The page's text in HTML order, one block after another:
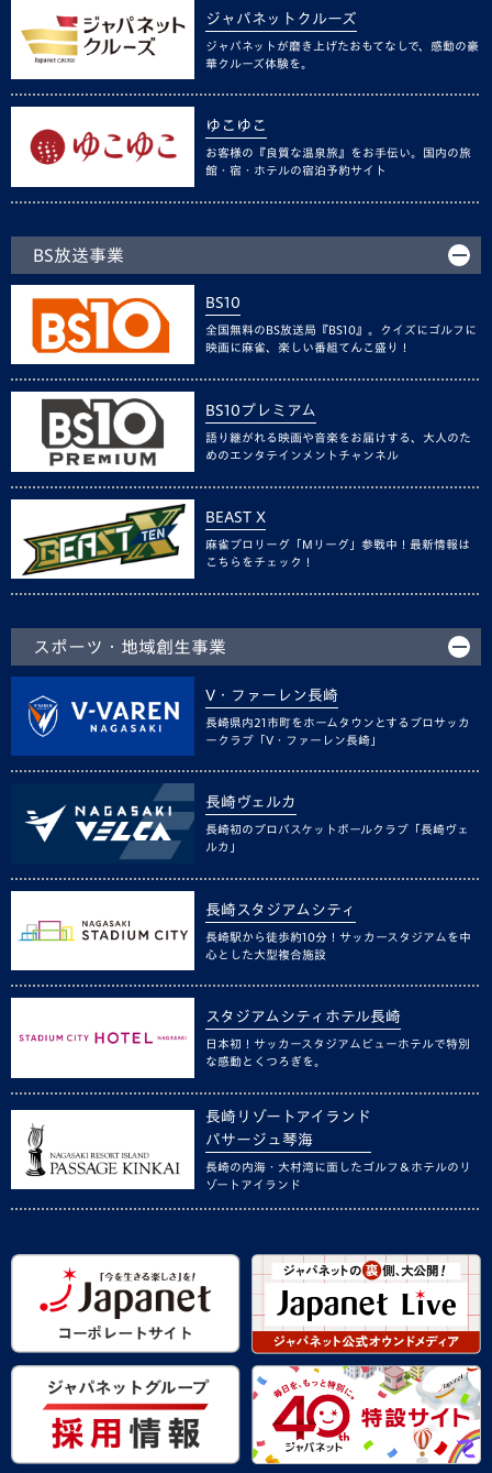
ジャパネットクルーズ
ジャパネットが磨き上げたおもてなしで、感動の豪
華クルーズ体験を。
ゆこゆこ
お客様の『良質な温泉旅』をお手伝い。国内の旅
館・宿・ホテルの宿泊予約サイト
BS放送事業
BS10
全国無料のBS放送局『BS10』。クイズにゴルフに
映画に麻雀、楽しい番組てんこ盛り！
BS10プレミアム
語り継がれる映画や音楽をお届けする、大人のた
めのエンタテインメントチャンネル
BEAST X
麻雀プロリーグ「Mリーグ」参戦中！最新情報は
こちらをチェック！
スポーツ・地域創生事業
V・ファーレン長崎
長崎県内21市町をホームタウンとするプロサッカ
ークラブ「V・ファーレン長崎」
長崎ヴェルカ
長崎初のプロバスケットボールクラブ「長崎ヴェ
ルカ」
長崎スタジアムシティ
長崎駅から徒歩約10分！サッカースタジアムを中
心とした大型複合施設
スタジアムシティホテル長崎
日本初！サッカースタジアムビューホテルで特別
な感動とくつろぎを。
長崎リゾートアイランド
パサージュ琴海
長崎の内海・大村湾に面したゴルフ＆ホテルのリ
ゾートアイランド